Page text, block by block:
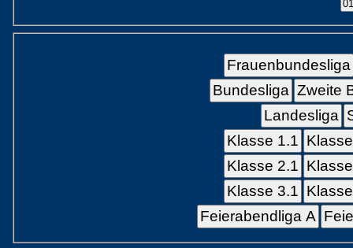
Frauenbundesliga
Bundesliga Zweite
Landesliga
Klasse 1.1
Klasse 2.1
Klasse 3.1
Feierabendliga A